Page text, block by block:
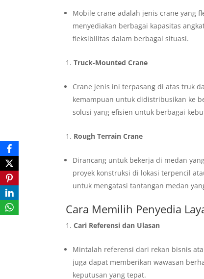
Mobile crane adalah jenis crane yang
menyediakan berbagai kapasitas
fleksibilitas dalam berbagai situasi.
Truck-Mounted Crane
Crane jenis ini terpasang di atas truk
kemampuan untuk didistribusikan ke
solusi yang efisien untuk berbagai
Rough Terrain Crane
Dirancang untuk bekerja di medan
proyek konstruksi di lokasi terpencil
untuk mengatasi tantangan medan
Cara Memilih Penyedia
Cari Referensi dan Ulasan
Mintalah referensi dari rekan bisnis
juga dapat memberikan wawasan
keputusan yang tepat.